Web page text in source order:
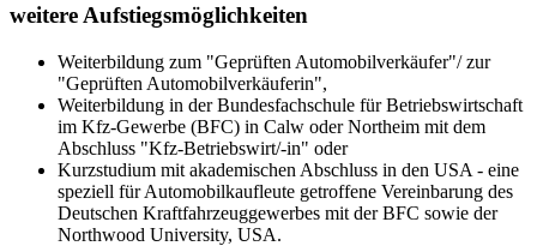
weitere Aufstiegsmöglichkeiten
Weiterbildung zum "Geprüften Automobilverkäufer"/ zur
"Geprüften Automobilverkäuferin",
Weiterbildung in der Bundesfachschule für Betriebswirtschaft
im Kfz-Gewerbe (BFC) in Calw oder Northeim mit dem
Abschluss "Kfz-Betriebswirt/-in" oder
Kurzstudium mit akademischen Abschluss in den USA - eine
speziell für Automobilkaufleute getroffene Vereinbarung des
Deutschen Kraftfahrzeuggewerbes mit der BFC sowie der
Northwood University, USA.